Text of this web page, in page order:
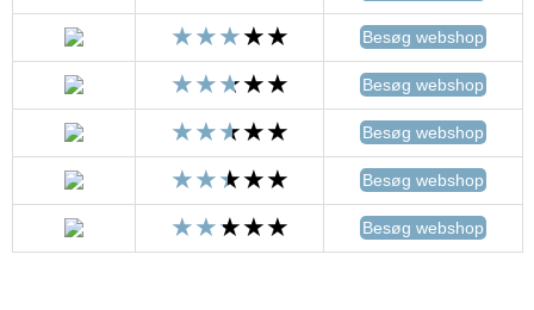
Besøg webshop
Besøg webshop
Besøg webshop
Besøg webshop
Besøg webshop